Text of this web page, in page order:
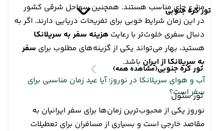
تور کره جنوبی
تور کره جنوبی(مشاهده همه)
تور سئول
مزارع چای مناسب هستند. همچنین سواحل شرقی کشور
در این زمان شرایط خوبی برای تفریحات دریایی دارند. اگر به
دنبال سفری خلوت‌تر با رعایت هزینه سفر به سریلانکا
هستید، بهار می‌تواند یکی از گزینه‌های مطلوب برای سفر
به سریلانکا از ایران باشد.
آب و هوای سریلانکا در نوروز؛ آیا عید زمان مناسبی برای
سفر است؟
نوروز یکی از محبوب‌ترین زمان‌ها برای سفر ایرانیان به
مقاصد خارجی است و بسیاری از مسافران برای تعطیلات